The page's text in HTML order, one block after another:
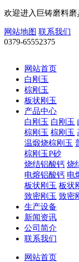
欢迎进入巨铸磨料磨
网站地图 联系我们
0379-65552375
网站首页
白刚玉
棕刚玉
板状刚玉
产品中心
白刚玉 白刚玉
棕刚玉 棕刚玉
温煅烧棕刚玉
棕刚玉P砂
烧结铝酸钙 烧
电熔铝酸钙 电
板状刚玉 板状
致密刚玉 致密
生产设备
新闻资讯
公司简介
联系我们
网站首页